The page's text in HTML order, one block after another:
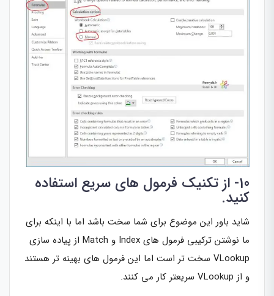
10- از تکنیک فرمول های سریع استفاده
کنید.
شاید باور این موضوع برای شما سخت باشد اما با اینکه برای
ما نوشتن ترکیبی فرمول های Index و Match از پیاده سازی
VLookup سخت تر است اما این فرمول های بهینه تر هستند
و از VLookup سریعتر کار می کنند.